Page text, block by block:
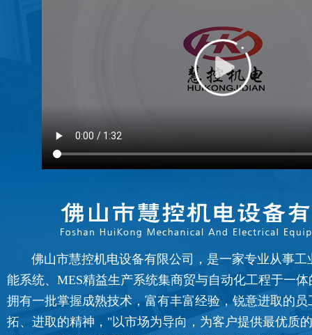
佛山市慧控机电设备有限公司，是一家专业从事工
能系统、MES精益生产系统集商贸与自动化工程于一
拥有一批掌握成熟技术，富有丰富经验，锐意进取的
拓、进取的精神，"以市场为导向，为客户提供最优质
FATEK永宏PLC纸箱机械行业翻
...
FATEK永宏PLC纺织印染行业全
...